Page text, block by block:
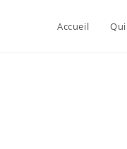
Accueil